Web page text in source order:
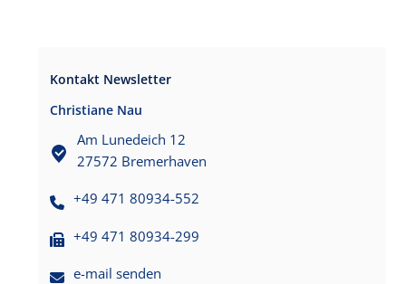
Kontakt Newsletter
Christiane Nau
Am Lunedeich 12
27572 Bremerhaven
+49 471 80934-552
+49 471 80934-299
e-mail senden